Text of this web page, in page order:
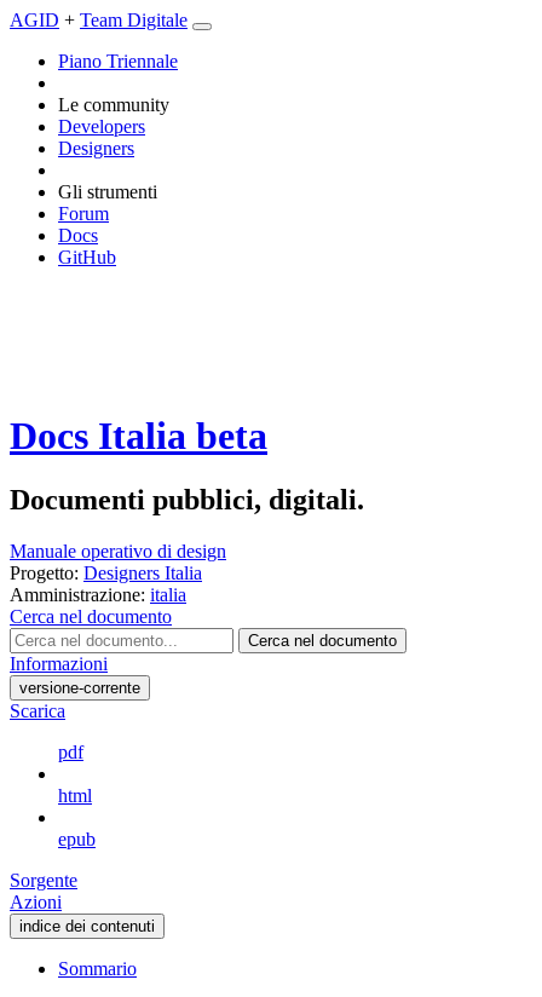
AGID + Team Digitale
Piano Triennale
Le community
Developers
Designers
Gli strumenti
Forum
Docs
GitHub
Docs Italia beta
Documenti pubblici, digitali.
Manuale operativo di design
Progetto: Designers Italia
Amministrazione: italia
Cerca nel documento
Cerca nel documento
Informazioni
versione-corrente
Scarica
pdf
html
epub
Sorgente
Azioni
indice dei contenuti
Sommario